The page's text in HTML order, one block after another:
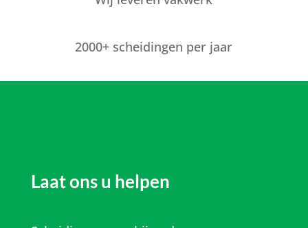
2000+ scheidingen per jaar
Laat ons u helpen